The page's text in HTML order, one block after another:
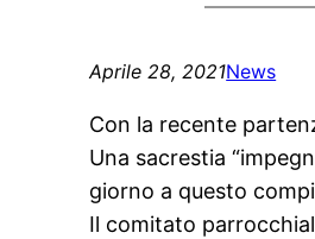
Aprile 28, 2021News
Con la recente
Una sacrestia
giorno a questo
Il comitato